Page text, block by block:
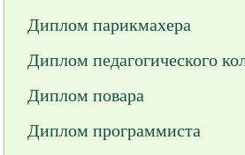
Диплом парикмахера
Диплом педагогического
Диплом повара
Диплом программиста